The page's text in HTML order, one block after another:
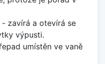
zavírá a otevírá se
výpusti.
umístěn ve vaně